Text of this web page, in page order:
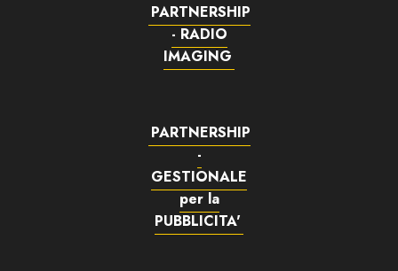
PARTNERSHIP
- RADIO
IMAGING
PARTNERSHIP
-
GESTIONALE
per la
PUBBLICITA'